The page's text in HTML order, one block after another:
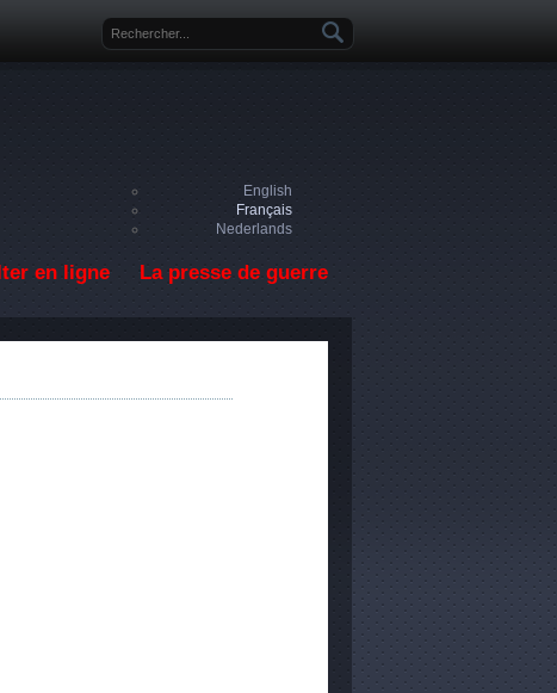
Formulaire de recherche
English
Français
Nederlands
en ligne La presse de guerre